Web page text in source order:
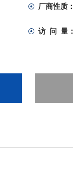
厂商性质：
访 问 量：